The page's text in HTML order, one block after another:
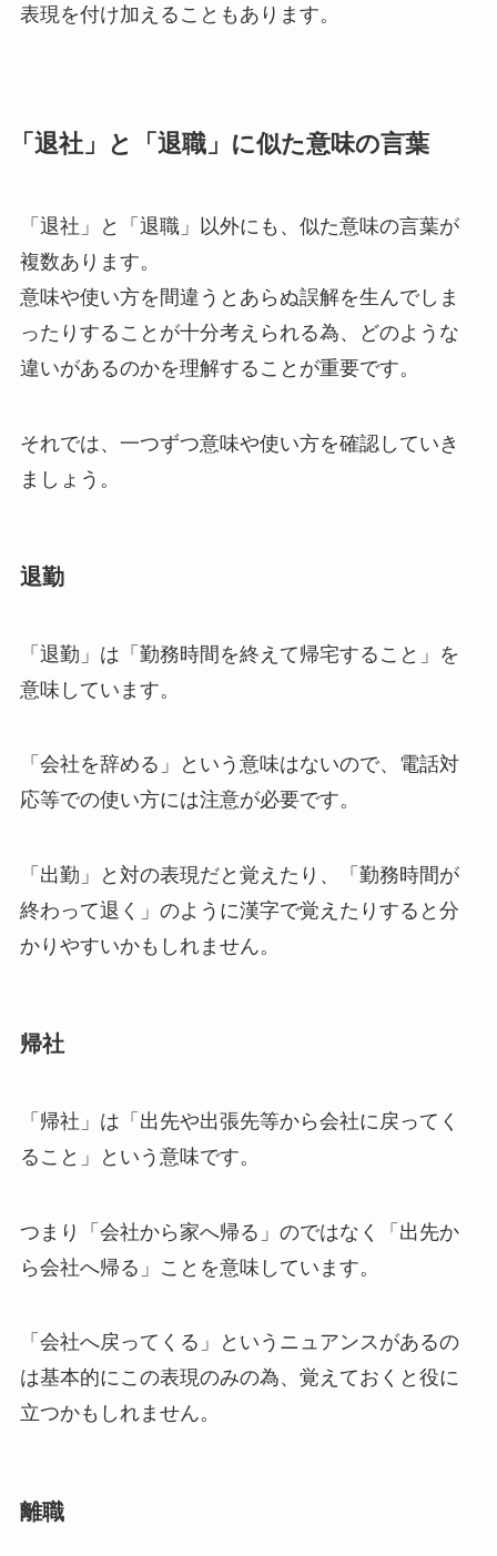
表現を付け加えることもあります。
「退社」と「退職」に似た意味の言葉
「退社」と「退職」以外にも、似た意味の言葉が
複数あります。
意味や使い方を間違うとあらぬ誤解を生んでしま
ったりすることが十分考えられる為、どのような
違いがあるのかを理解することが重要です。
それでは、一つずつ意味や使い方を確認していき
ましょう。
退勤
「退勤」は「勤務時間を終えて帰宅すること」を
意味しています。
「会社を辞める」という意味はないので、電話対
応等での使い方には注意が必要です。
「出勤」と対の表現だと覚えたり、「勤務時間が
終わって退く」のように漢字で覚えたりすると分
かりやすいかもしれません。
帰社
「帰社」は「出先や出張先等から会社に戻ってく
ること」という意味です。
つまり「会社から家へ帰る」のではなく「出先か
ら会社へ帰る」ことを意味しています。
「会社へ戻ってくる」というニュアンスがあるの
は基本的にこの表現のみの為、覚えておくと役に
立つかもしれません。
離職